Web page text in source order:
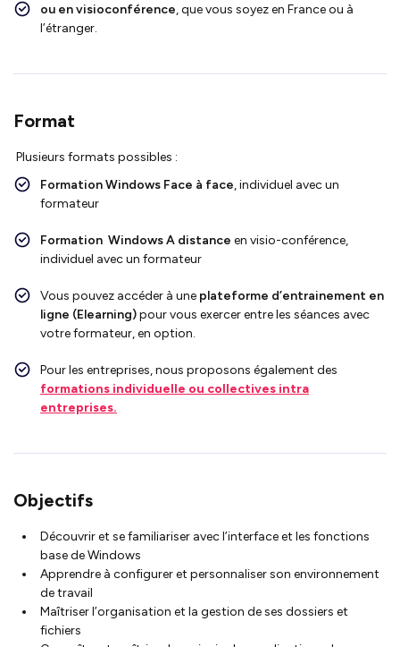
ou en visioconférence, que vous soyez en France ou à
l’étranger.
Format
Plusieurs formats possibles :
Formation Windows Face à face, individuel avec un
formateur
Formation WindowsA distance en visio-conférence,
individuel avec un formateur
Vous pouvez accéder à une plateforme d’entrainement en
ligne (Elearning)pour vous exercer entre les séances avec
votre formateur, en option.
Pour les entreprises, nous proposons également des
formations individuelle ou collectives intra
entreprises.
Objectifs
Découvrir et se familiariser avec l’interface et les fonctions
base de Windows
Apprendre à configurer et personnaliser son environnement
de travail
Maîtriser l’organisation et la gestion de ses dossiers et
fichiers